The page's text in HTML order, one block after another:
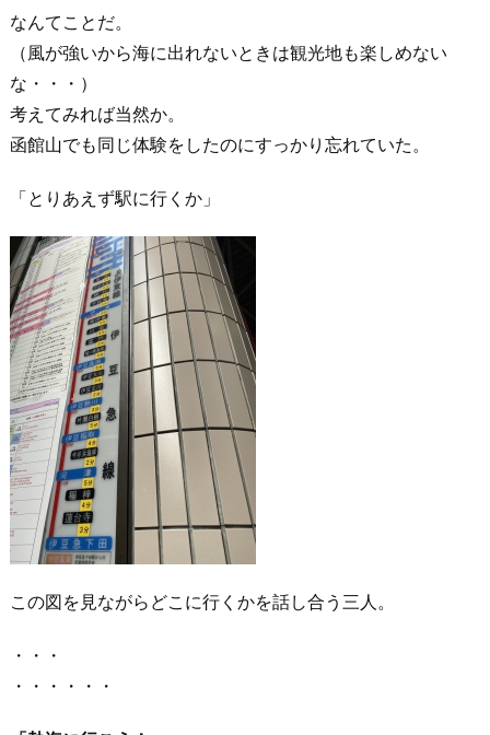
なんてことだ。
（風が強いから海に出れないときは観光地も楽しめない
な・・・）
考えてみれば当然か。
函館山でも同じ体験をしたのにすっかり忘れていた。
「とりあえず駅に行くか」
この図を見ながらどこに行くかを話し合う三人。
・・・
・・・・・・